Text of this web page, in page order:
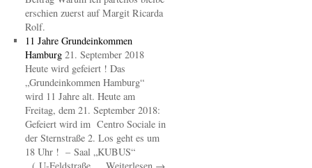
erschien zuerst auf Margit Ricarda
Rolf.
11 Jahre Grundeinkommen
Hamburg 21. September 2018
Heute wird gefeiert ! Das
„Grundeinkommen Hamburg“
wird 11 Jahre alt. Heute am
Freitag, dem 21. September 2018:
Gefeiert wird im Centro Sociale in
der Sternstraße 2. Los geht es um
18 Uhr ! – Saal „KUBUS“